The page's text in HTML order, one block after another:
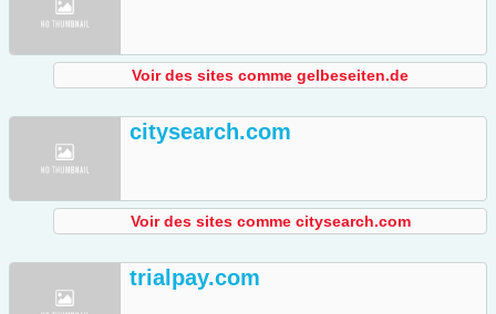
Voir des sites comme gelbeseiten.de
citysearch.com
Voir des sites comme citysearch.com
trialpay.com